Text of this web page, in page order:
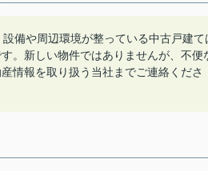
備や周辺環境が整っている中古戸建て
。新しい物件ではありませんが、不便
情報を取り扱う当社までご連絡くださ